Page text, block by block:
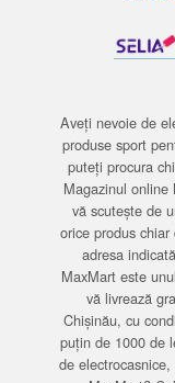
Aveți nevoie de
produse sport
puteți procura
Magazinul
vă scutește de
orice produs
adresa
MaxMart este
vă livrează
Chișinău, cu
puțin de 1000 de
de